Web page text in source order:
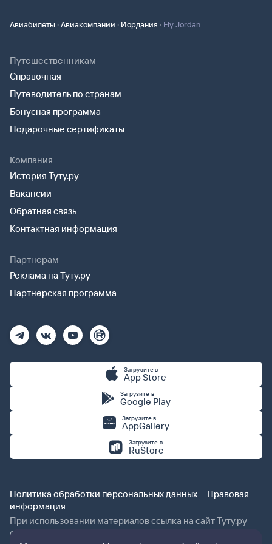
Авиабилеты ·Авиакомпании · Иордания · Fly Jordan
Путешественникам
Справочная
Путеводитель по странам
Бонусная программа
Подарочные сертификаты
Компания
История Туту.ру
Вакансии
Обратная связь
Контактная информация
Партнерам
Реклама на Туту.ру
Партнерская программа
Загрузите в
App Store
Загрузите в
Google Play
Загрузите в
AppGallery
Загрузите в
RuStore
Политика обработки персональных данных
Правовая
информация
При использовании материалов ссылка на сайт Туту.ру
обязательна.